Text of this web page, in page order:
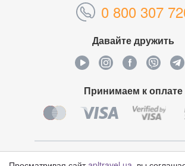
0 800 307
Давайте дружить
Принимаем к оплате